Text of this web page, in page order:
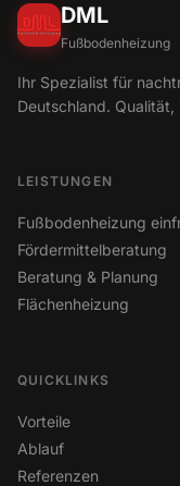
DML
Fußbodenheizung
Ihr Spezialist für
Deutschland.
LEISTUNGEN
Fußbodenheizung
Fördermittelberatung
Beratung & Planung
Flächenheizung
QUICKLINKS
Vorteile
Ablauf
Referenzen